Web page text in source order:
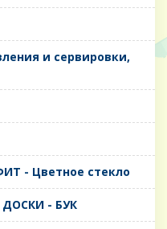
и сервировки,
- Цветное стекло
- БУК